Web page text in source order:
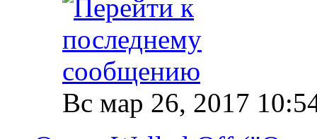
Вс мар 26, 2017